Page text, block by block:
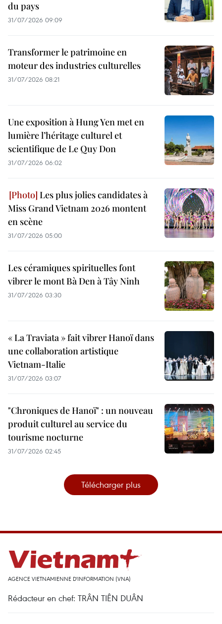
du pays
31/07/2026 09:09
Transformer le patrimoine en
moteur des industries culturelles
31/07/2026 08:21
Une exposition à Hung Yen met en
lumière l’héritage culturel et
scientifique de Le Quy Don
31/07/2026 06:02
Les plus jolies candidates à
Miss Grand Vietnam 2026 montent
en scène
31/07/2026 05:00
Les céramiques spirituelles font
vibrer le mont Bà Den à Tây Ninh
31/07/2026 03:30
« La Traviata » fait vibrer Hanoï dans
une collaboration artistique
Vietnam-Italie
31/07/2026 03:07
"Chroniques de Hanoï" : un nouveau
produit culturel au service du
tourisme nocturne
31/07/2026 02:45
Télécharger plus
AGENCE VIETNAMIENNE D'INFORMATION (VNA)
Rédacteur en chef: TRÂN TIÊN DUÂN